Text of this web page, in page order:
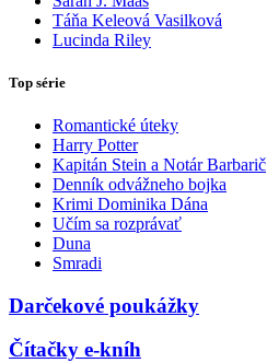
Táňa Keleová Vasilková
Lucinda Riley
Top série
Romantické úteky
Harry Potter
Kapitán Stein a Notár Barbarič
Denník odvážneho bojka
Krimi Dominika Dána
Učím sa rozprávať
Duna
Smradi
Darčekové poukážky
Čítačky e-kníh